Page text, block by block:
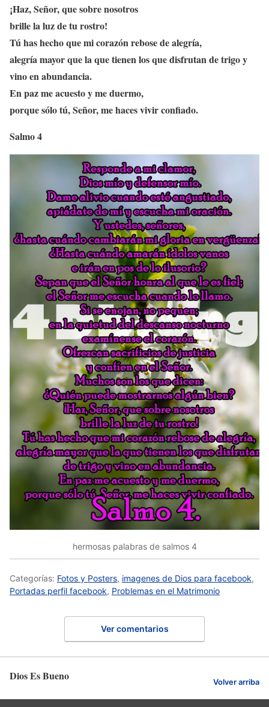
¡Haz, Señor, que sobre nosotros
brille la luz de tu rostro!
Tú has hecho que mi corazón rebose de alegría,
alegría mayor que la que tienen los que disfrutan de trigo y
vino en abundancia.
En paz me acuesto y me duermo,
porque sólo tú, Señor, me haces vivir confiado.
Salmo 4
hermosas palabras de salmos 4
Categorías: Fotos y Posters, imagenes de Dios para facebook,
Portadas perfil facebook, Problemas en el Matrimonio
Ver comentarios
Dios Es Bueno Volver arriba